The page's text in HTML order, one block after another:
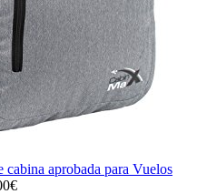
aprobada para Vuelos
€